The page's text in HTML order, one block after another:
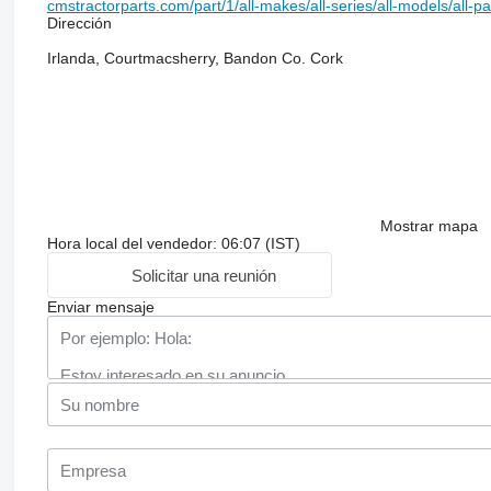
cmstractorparts.com/part/1/all-makes/all-series/all-models/all-
Dirección
Irlanda, Courtmacsherry, Bandon Co. Cork
Mostrar mapa
Hora local del vendedor: 06:07 (IST)
Solicitar una reunión
Enviar mensaje